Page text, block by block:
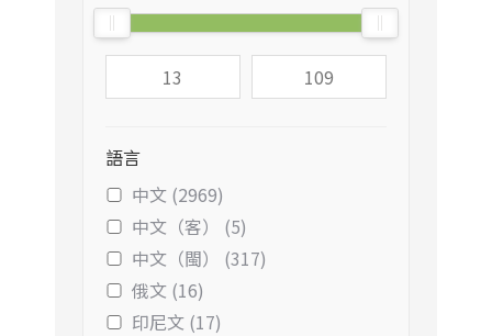
語言
中文 (2969)
中文（客） (5)
中文（閩） (317)
俄文 (16)
印尼文 (17)